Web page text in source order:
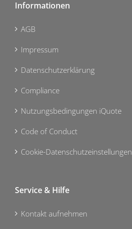
Informationen
AGB
Impressum
Datenschutzerklärung
Compliance
Nutzungsbedingungen iQuote
Code of Conduct
Cookie-Datenschutzeinstellungen
Service & Hilfe
Kontakt aufnehmen